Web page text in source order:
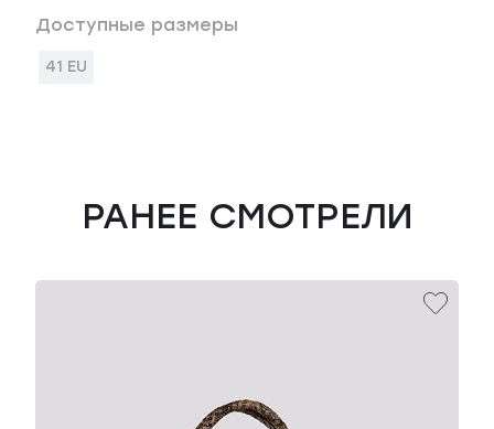
Доступные размеры
41 EU
РАНЕЕ СМОТРЕЛИ